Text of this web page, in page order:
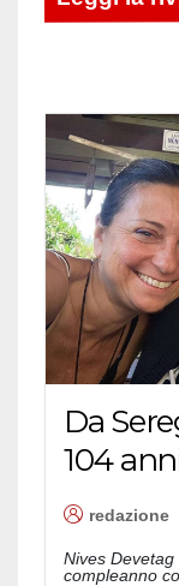
Da
104
redazione
Nives
compleanno